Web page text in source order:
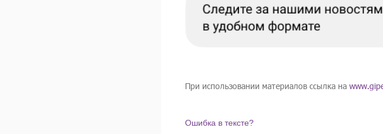
При использовании материалов ссылка на
Ошибка в тексте?